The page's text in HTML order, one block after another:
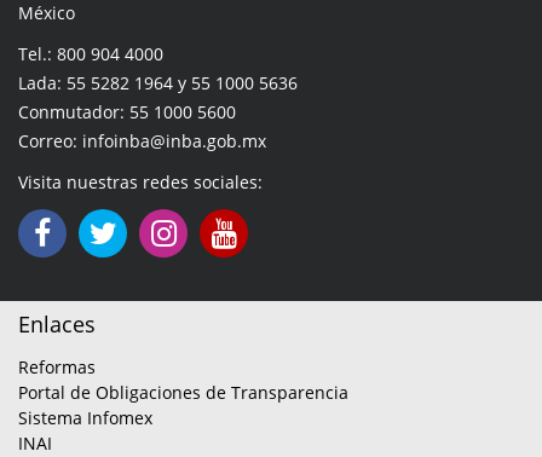
México
Tel.: 800 904 4000
Lada: 55 5282 1964 y 55 1000 5636
Conmutador: 55 1000 5600
Correo: infoinba@inba.gob.mx
Visita nuestras redes sociales:
Enlaces
Reformas
Portal de Obligaciones de Transparencia
Sistema Infomex
INAI